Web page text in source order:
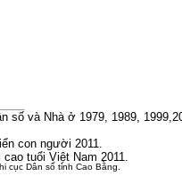
số và Nhà ở 1979, 1989,
con người 2011.
tuổi Việt Nam 2011.
cục Dân số tỉnh Cao Bằng.